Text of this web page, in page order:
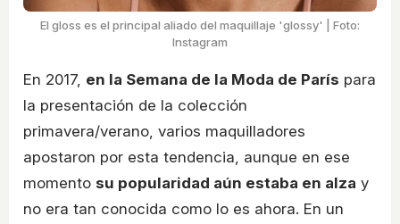
El gloss es el principal aliado del maquillaje 'glossy' | Foto:
Instagram
En 2017, en la Semana de la Moda de París para
la presentación de la colección
primavera/verano, varios maquilladores
apostaron por esta tendencia, aunque en ese
momento su popularidad aún estaba en alza y
no era tan conocida como lo es ahora. En un